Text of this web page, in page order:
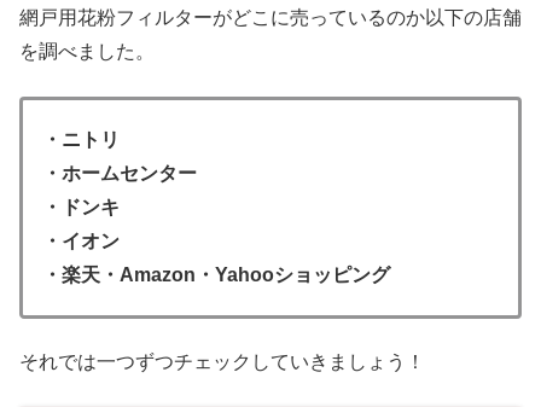
網戸用花粉フィルターがどこに売っているのか以下の店舗
を調べました。
・ニトリ
・ホームセンター
・ドンキ
・イオン
・楽天・Amazon・Yahooショッピング
それでは一つずつチェックしていきましょう！